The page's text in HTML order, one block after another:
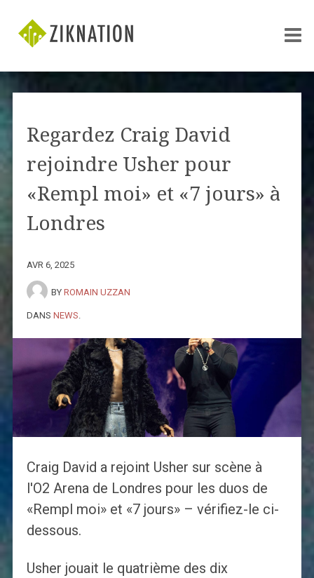
Regardez Craig David
rejoindre Usher pour
«Rempl moi» et «7 jours» à
Londres
AVR 6, 2025
BY ROMAIN UZZAN
DANS NEWS
Craig David a rejoint Usher sur scène à
l'O2 Arena de Londres pour les duos de
«Rempl moi» et «7 jours» – vérifiez-le ci-
dessous.
Usher jouait le quatrième des dix